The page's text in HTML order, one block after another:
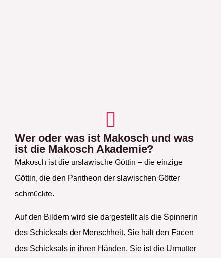
Wer oder was ist Makosch und was
ist die Makosch Akademie?
Makosch ist die urslawische Göttin – die einzige
Göttin, die den Pantheon der slawischen Götter
schmückte.
Auf den Bildern wird sie dargestellt als die Spinnerin
des Schicksals der Menschheit. Sie hält den Faden
des Schicksals in ihren Händen. Sie ist die Urmutter